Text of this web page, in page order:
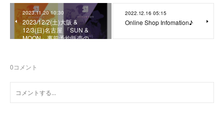
2023.11.20 10:30
2023/12/2(土)大阪 &
12/3(日)名古屋 「SUN &
MOON」事前予約販売の…
2022.12.16 05:15
Online Shop Infomation♪
0コメント